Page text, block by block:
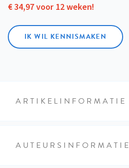
€ 34,97 voor 12 weken!
IK WIL KENNISMAKEN
ARTIKELINFORMATIE
AUTEURSINFORMATIE